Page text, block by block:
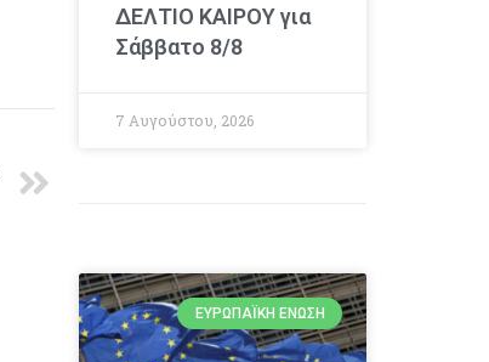
ΔΕΛΤΙΟ ΚΑΙΡΟΥ για
Σάββατο 8/8
7 Αυγούστου, 2026
ΕΥΡΩΠΑΪΚΉ ΈΝΩΣΗ